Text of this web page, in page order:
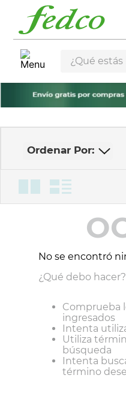
¿Qué estás
No se encontró
¿Qué debo hacer?
Comprueba
ingresados
Intenta
Utiliza
búsqueda
Intenta
término